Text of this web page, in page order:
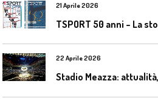
21 Aprile 2026
TSPORT 50 anni – La
22 Aprile 2026
Stadio Meazza: